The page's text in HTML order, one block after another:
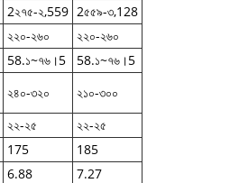
2২৭৫-২,559 2৫৫৯-৩,128
২২০-২৬০
২২০-২৬০
58.১~৭৬।5
58.১~৭৬।5
২৪০-৩২০
২১০-৩০০
২২-২৫ ২২-২৫
175
185
6.88
7.27